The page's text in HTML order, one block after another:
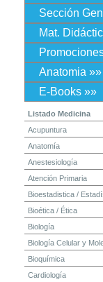
Sección
Mat.
Anatomia »»
E-Books »»
Listado Medicina
Acupuntura
Anatomía
Anestesiología
Atención Primaria
Bioestadistica /
Bioética / Ética
Biología
Biología Celular y
Bioquímica
Cardiología